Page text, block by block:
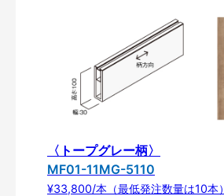
〈トープグレー柄〉
MF01-11MG-5110
¥33,800/本（最低発注数量は10本）